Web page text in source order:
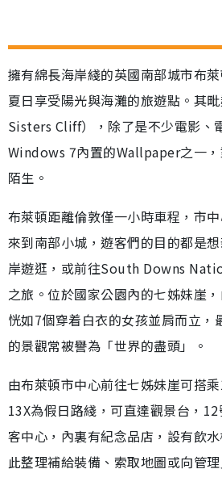
擁有綿長海岸綫的英國南部城市布
夏日享受陽光與海灘的旅遊點。其
Sisters Cliff），除了是不少電影、
Windows 7內置的Wallpaper之一
陌生。
布萊頓距離倫敦僅一小時車程，市
來到南部小城，遊客們的目的都是
岸遊逛，或前往South Downs
之旅。位於國家公園內的七姊妹崖
恍如7個穿着白衣的女孩並肩而立，
的景觀常被譽為「世界的盡頭」。
由布萊頓市中心前往七姊妹崖可搭
13X為假日路綫，可直達觀景台，
客中心，內裏有紀念品店，設有飲
此整理補給裝備、索取地圖或向管